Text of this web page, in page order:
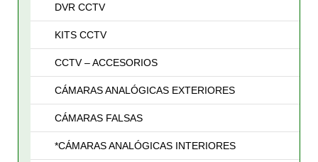
DVR CCTV
KITS CCTV
CCTV – ACCESORIOS
CÁMARAS ANALÓGICAS EXTERIORES
CÁMARAS FALSAS
*CÁMARAS ANALÓGICAS INTERIORES